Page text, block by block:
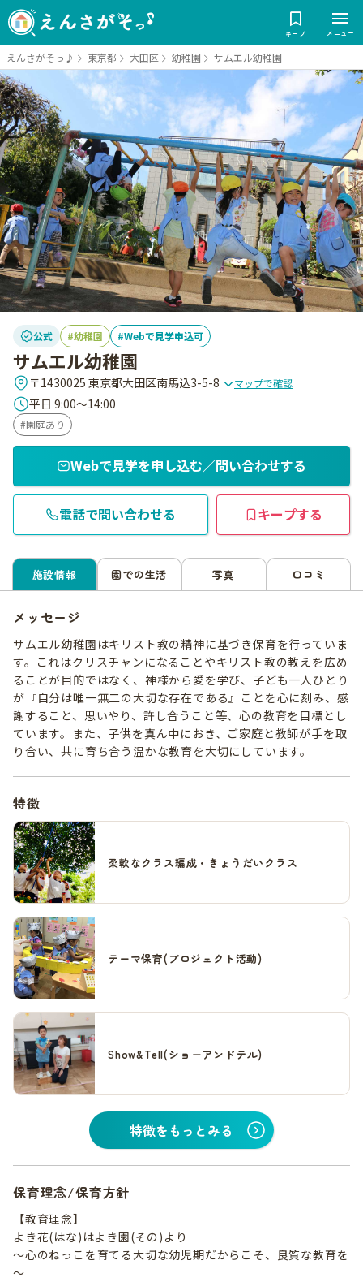
キープ メニュー
えんさがそっ♪ 東京都 大田区 幼稚園 サムエル幼稚園
公式 幼稚園 Webで見学申込可
サムエル幼稚園
〒1430025 東京都大田区南馬込3-5-8 マップで確認
平日 9:00～14:00
園庭あり
Webで見学を申し込む／問い合わせする
電話で問い合わせる キープする
施設情報 園での生活 写真 口コミ
メッセージ
サムエル幼稚園はキリスト教の精神に基づき保育を行っていま
す。これはクリスチャンになることやキリスト教の教えを広め
ることが目的ではなく、神様から愛を学び、子ども一人ひとり
が『自分は唯一無二の大切な存在である』ことを心に刻み、感
謝すること、思いやり、許し合うこと等、心の教育を目標とし
ています。また、子供を真ん中におき、ご家庭と教師が手を取
り合い、共に育ち合う温かな教育を大切にしています。
特徴
柔軟なクラス編成・きょうだいクラス
テーマ保育(プロジェクト活動)
Show&Tell(ショーアンドテル)
特徴をもっとみる
保育理念/保育方針
【教育理念】
よき花(はな)はよき園(その)より
～心のねっこを育てる大切な幼児期だからこそ、良質な教育を
～